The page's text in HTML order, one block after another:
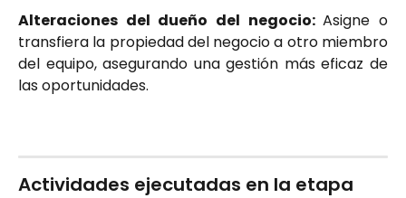
Alteraciones del dueño del negocio:Asigne o
transfiera la propiedad del negocio a otro miembro
del equipo, asegurando una gestión más eficaz de
las oportunidades.
Actividades ejecutadas en la etapa